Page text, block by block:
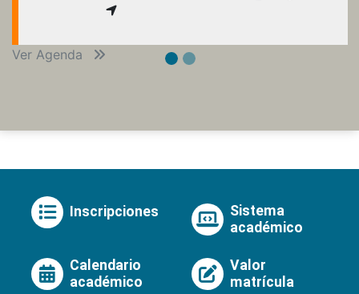
Ver Agenda
Inscripciones
Sistema
académico
Calendario
académico
Valor
matrícula